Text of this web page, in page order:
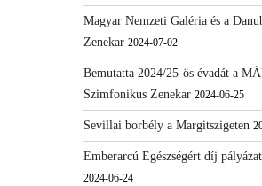
Magyar Nemzeti Galéria és a
Zenekar 2024-07-02
Bemutatta 2024/25-ös évadát a
Szimfonikus Zenekar 2024-06-25
Sevillai borbély a Margitszigeten
Emberarcú Egészségért díj
2024-06-24